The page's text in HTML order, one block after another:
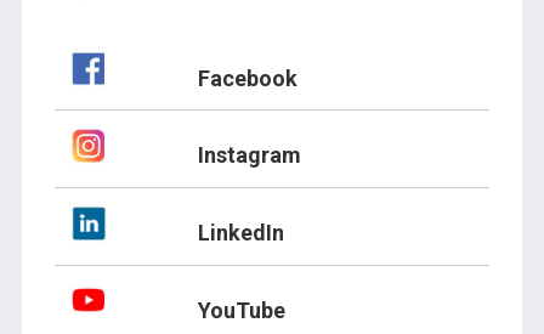
Facebook
Instagram
LinkedIn
YouTube